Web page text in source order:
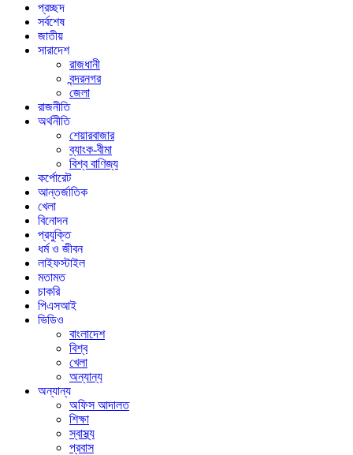
প্রচ্ছদ
সর্বশেষ
জাতীয়
সারাদেশ
রাজধানী
বন্দরনগর
জেলা
রাজনীতি
অর্থনীতি
শেয়ারবাজার
ব্যাংক-বীমা
বিশ্ব বাণিজ্য
কর্পোরেট
আন্তর্জাতিক
খেলা
বিনোদন
প্রযুক্তি
ধর্ম ও জীবন
লাইফস্টাইল
মতামত
চাকরি
পিএসআই
ভিডিও
বাংলাদেশ
বিশ্ব
খেলা
অন্যান্য
অন্যান্য
অফিস আদালত
শিক্ষা
স্বাস্থ্য
প্রবাস